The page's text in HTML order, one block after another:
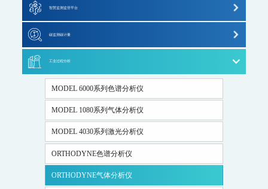
水质特征因子在线分析仪
MODEL 9880-水质生物综合毒性在线监测仪
WQMS-900HM-水中多参数重金属（XRF）在线监测系统
智慧监测监管平台
大气污染防治决策支持平台
水污染防治决策支持平台
城市环境应急指挥管理平台
智能环境综合监控平台
区县智慧环保平台
园区安全环保应急一体化监管平台
碳排放监测系统
大气VOCs监测系统
水质特征因子在线分析仪
智慧监测监管平台
碳监测碳计量
碳排放监测系统
温室气体监测系统
碳计量数据管理系统
碳监测碳计量管理平台
工业过程分析
MODEL 6000系列色谱分析仪
MODEL 1080系列气体分析仪
MODEL 4030系列激光分析仪
ORTHODYNE色谱分析仪
ORTHODYNE气体分析仪